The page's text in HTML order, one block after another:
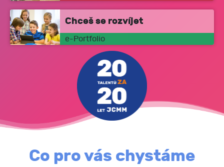
Chceš se rozvíjet
e-Portfolio
Co pro vás chystáme